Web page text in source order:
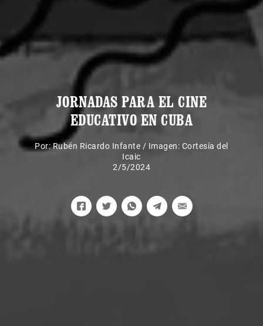
JORNADAS PARA EL CINE
EDUCATIVO EN CUBA
Por:Rubén Ricardo Infante / Imagen: Cortesía del
Icaic
2/5/2024